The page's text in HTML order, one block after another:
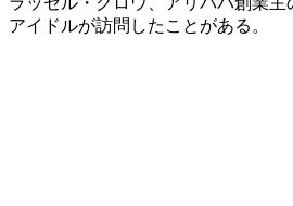
アイドルが訪問したことがある。